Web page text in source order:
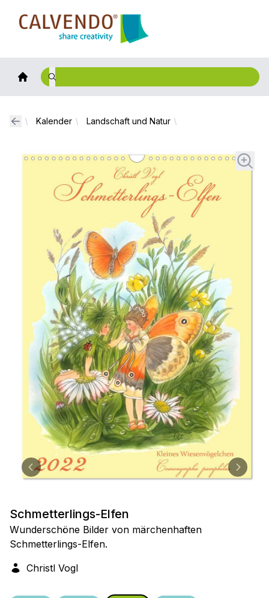
Calvendo
Kalender Landschaft und Natur
Schmetterlings-Elfen
Wunderschöne Bilder von märchenhaften
Schmetterlings-Elfen.
Christl Vogl